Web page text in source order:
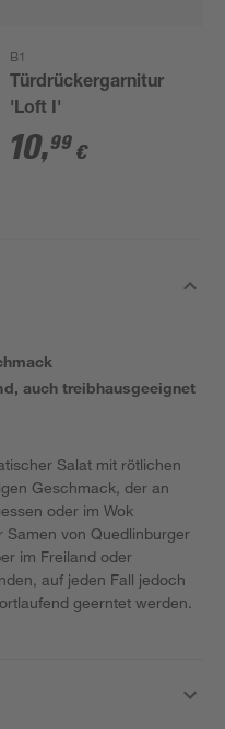
B1
Türdrückergarnitur
'Loft I'
10,99 €
auch treibhausgeeignet
Salat mit rötlichen
Geschmack, der an
oder im Wok
von Quedlinburger
im Freiland oder
auf jeden Fall jedoch
geerntet werden.